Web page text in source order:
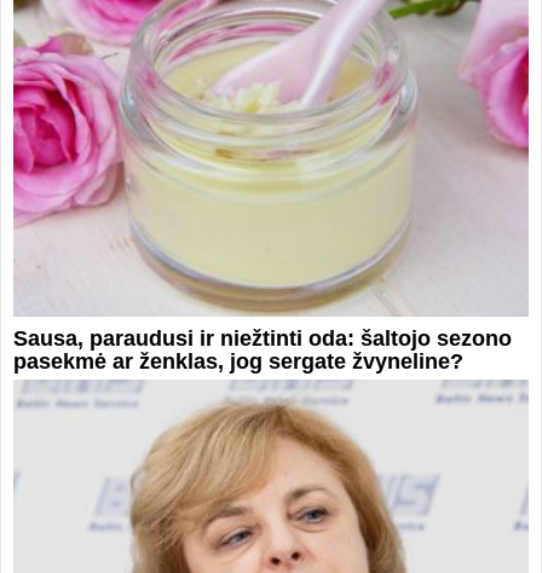
Sausa, paraudusi ir niežtinti oda: šaltojo sezono
pasekmė ar ženklas, jog sergate žvyneline?